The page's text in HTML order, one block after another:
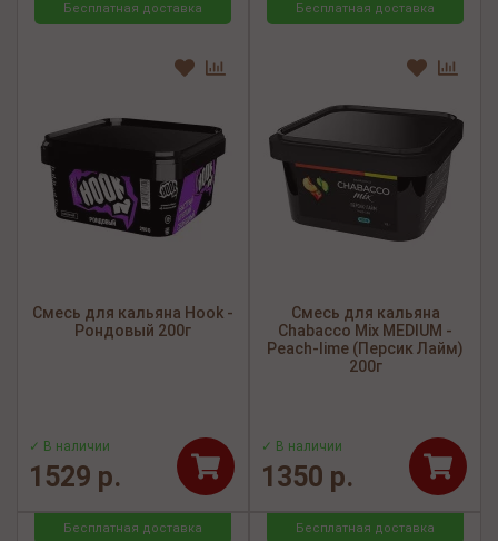
Бесплатная доставка
Смесь для кальяна Hook -
Рондовый 200г
✓ В наличии
1529 р.
Бесплатная доставка
Смесь для кальяна
Chabacco Mix MEDIUM -
Peach-lime (Персик Лайм)
200г
✓ В наличии
1350 р.
Бесплатная доставка Бесплатная доставка